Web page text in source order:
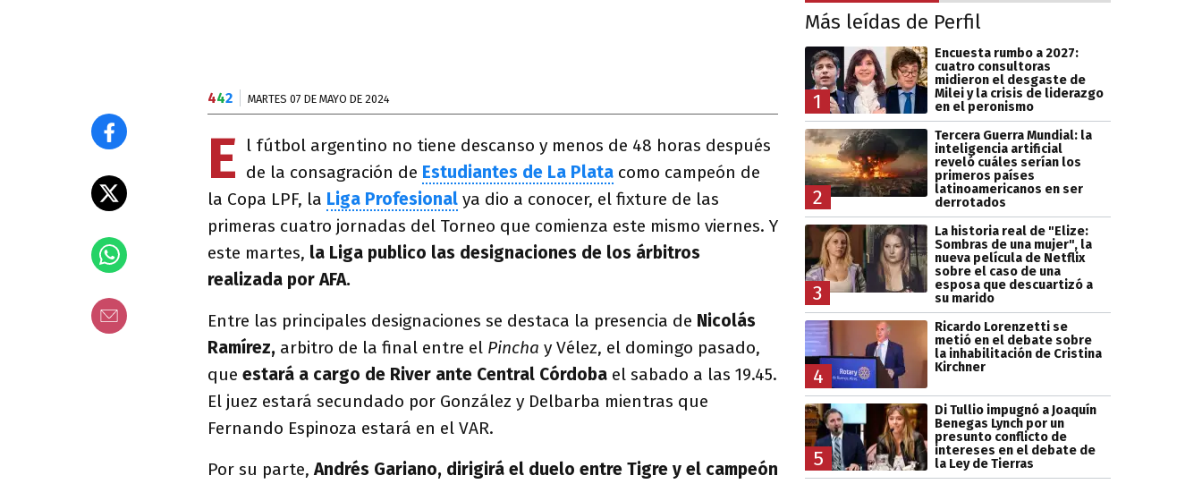
442 MARTES 07 DE MAYO DE 2024
E
l fútbol argentino no tiene descanso y menos de 48 horas después
de la consagración de Estudiantes de La Plata como campeón de
la Copa LPF, la Liga Profesional ya dio a conocer, el fixture de las
primeras cuatro jornadas del Torneo que comienza este mismo viernes. Y
este martes, la Liga publico las designaciones de los árbitros
realizada por AFA.
Entre las principales designaciones se destaca la presencia de Nicolás
Ramírez, arbitro de la final entre el Pincha y Vélez, el domingo pasado,
que estará a cargo de River ante Central Córdoba el sabado a las 19.45.
El juez estará secundado por González y Delbarba mientras que
Fernando Espinoza estará en el VAR.
Por su parte,Andrés Gariano, dirigirá el duelo entre Tigre y el campeón
Más leídas de Perfil
1
Encuesta rumbo a 2027:
cuatro consultoras
midieron el desgaste de
Milei y la crisis de liderazgo
en el peronismo
2
Tercera Guerra Mundial: la
inteligencia artificial
reveló cuáles serían los
primeros países
latinoamericanos en ser
derrotados
3
La historia real de "Elize:
Sombras de una mujer", la
nueva película de Netflix
sobre el caso de una
esposa que descuartizó a
su marido
4
Ricardo Lorenzetti se
metió en el debate sobre
la inhabilitación de Cristina
Kirchner
5
Di Tullio impugnó a Joaquín
Benegas Lynch por un
presunto conflicto de
intereses en el debate de
la Ley de Tierras